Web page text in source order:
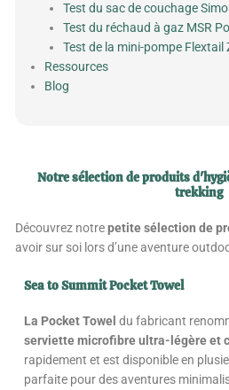
Test du sac de couchage
Test du réchaud à gaz MSR
Test de la mini-pompe Flextail
Ressources
Blog
Notre sélection de produits
trekking
Découvrez notrepetite sélection de
avoir sur soi lors d’une aventure
Sea to Summit Pocket Towel
La Pocket Toweldu fabricant
serviette microfibre ultra-légère et
rapidement et est disponible en
parfaite pour des aventures